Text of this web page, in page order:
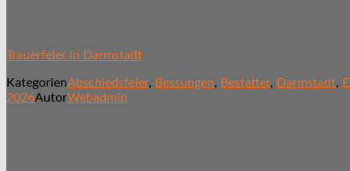
Trauerfeier in Darmstadt
KategorienAbschiedsfeier, Bessungen, Bestatter, Darmstadt,
2026AutorWebadmin